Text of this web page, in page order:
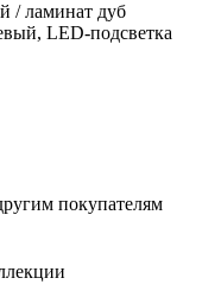
/ ламинат дуб
LED-подсветка
покупателям